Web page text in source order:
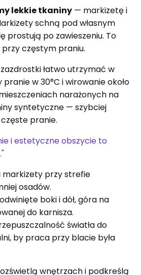
lekkie tkaniny — markizetę i
schną pod własnym
prostują po zawieszeniu. To
częstym praniu.
łatwo utrzymać w
w 30°C i wirowanie około
narażonych na
syntetyczne — szybciej
pranie.
i estetyczne obszycie to
markizety przy strefie
osadów.
boki i dół, góra na
do karnisza.
światła do
by praca przy blacie była
wnętrzach i podkreślą